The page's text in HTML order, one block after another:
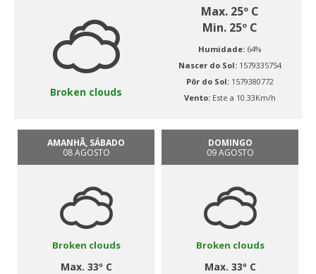
Broken clouds
Max. 25º C
Min. 25º C
Humidade: 64%
Nascer do Sol: 1579335754
Pôr do Sol: 1579380772
Vento: Este a 10.33Km/h
AMANHÃ, SÁBADO
08 AGOSTO
Broken clouds
Max. 33º C
DOMINGO
09 AGOSTO
Broken clouds
Max. 33º C